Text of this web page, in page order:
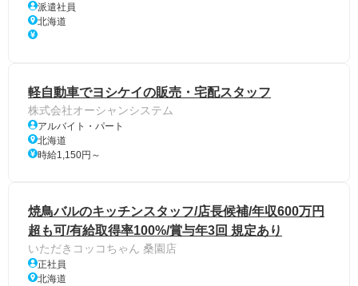
派遣社員
北海道
軽自動車でヨシケイの販売・宅配スタッフ
株式会社オーシャンシステム
アルバイト・パート
北海道
時給1,150円～
焼鳥バルのキッチンスタッフ/店長候補/年収600万円
超も可/有給取得率100%/賞与年3回 規定あり
いただきコッコちゃん 桑園店
正社員
北海道